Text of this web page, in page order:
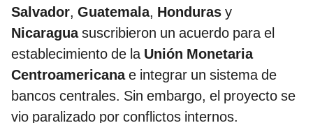
Salvador, Guatemala, Honduras y
Nicaraguasuscribieron un acuerdo para el
establecimiento de la Unión Monetaria
Centroamericanae integrar un sistema de
bancos centrales. Sin embargo, el proyecto se
vio paralizado por conflictos internos.